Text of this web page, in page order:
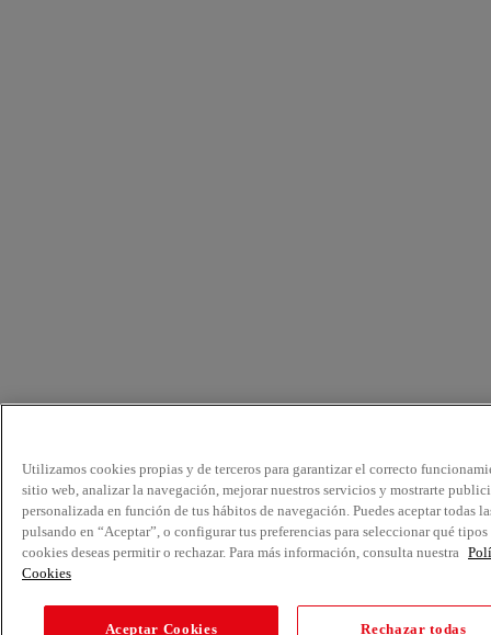
Utilizamos cookies propias y de terceros para garantizar el correcto
sitio web, analizar la navegación, mejorar nuestros servicios y mostrarte
personalizada en función de tus hábitos de navegación. Puedes aceptar todas
pulsando en “Aceptar”, o configurar tus preferencias para seleccionar qué tipos
cookies deseas permitir o rechazar. Para más información, consulta nuestra
Cookies
Aceptar Cookies Rechazar todas